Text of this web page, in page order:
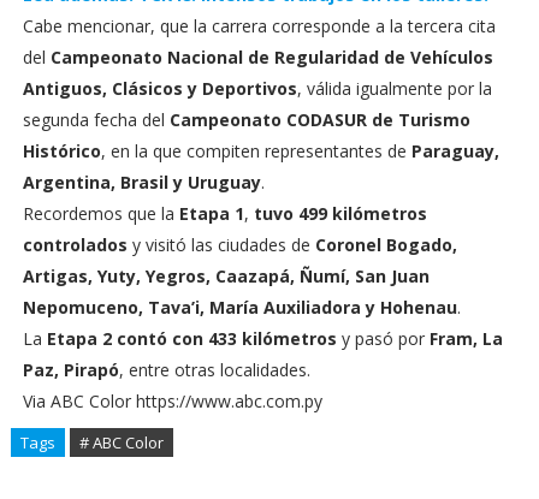
Cabe mencionar, que la carrera corresponde a la tercera cita
del Campeonato Nacional de Regularidad de Vehículos
Antiguos, Clásicos y Deportivos, válida igualmente por la
segunda fecha del Campeonato CODASUR de Turismo
Histórico, en la que compiten representantes de Paraguay,
Argentina, Brasil y Uruguay.
Recordemos que la Etapa 1, tuvo 499 kilómetros
controlados y visitó las ciudades de Coronel Bogado,
Artigas, Yuty, Yegros, Caazapá, Ñumí, San Juan
Nepomuceno, Tava’i, María Auxiliadora y Hohenau.
La Etapa 2 contó con 433 kilómetros y pasó por Fram, La
Paz, Pirapó, entre otras localidades.
Via ABC Color https://www.abc.com.py
Tags # ABC Color